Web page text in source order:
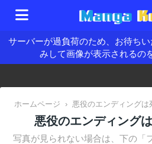
サーバーが過負荷のため、お待ち
みして画像が表示されるの
ホームページ › 悪役のエンディングは
悪役のエンディング
写真が見られない場合は、下の「